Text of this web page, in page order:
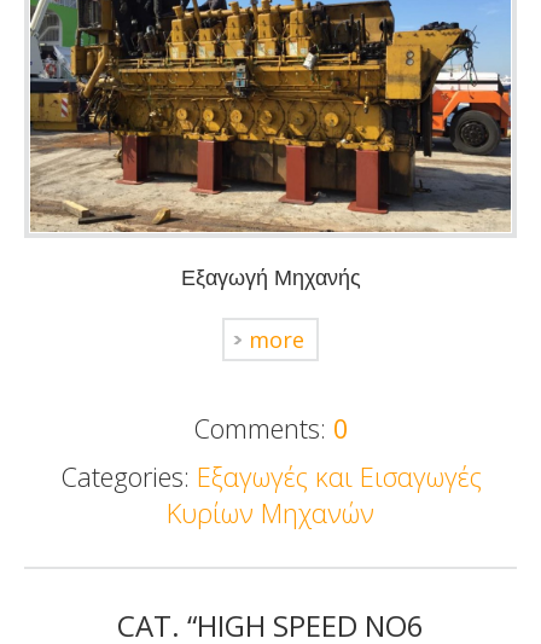
Εξαγωγή Μηχανής
more
Comments: 0
Categories: Εξαγωγές και Εισαγωγές
Κυρίων Μηχανών
CAT. “HIGH SPEED NO6